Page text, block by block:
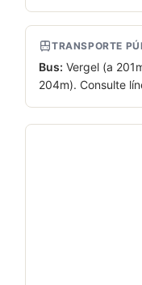
TRANSPORTE
Bus: Vergel (a
204m). Consulte